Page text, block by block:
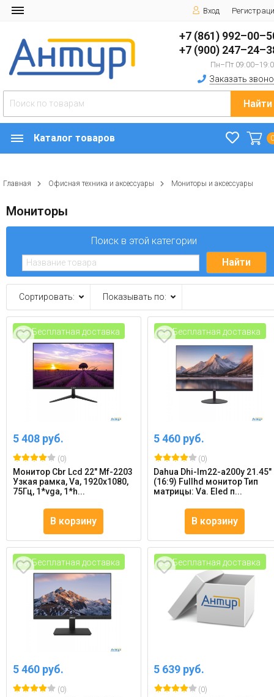
Вход
+7 (861)
+7 (900)
Пн–Пт
Заказать
Найти
Каталог товаров
Главная Офисная техника и аксессуары Мониторы и аксессуары
Мониторы
Поиск в этой категории
Сортировать: Показывать по:
Бесплатная доставка
5 408 руб.
(0)
Монитор Cbr Lcd 22" Mf-2203
Узкая рамка, Va, 1920x1080,
75Гц, 1*vga, 1*h...
В корзину
Бесплатная доставка
5 460 руб.
(0)
Dahua Dhi-lm22-a200y 21.45"
(16:9) Fullhd монитор Тип
матрицы: Va. Eled п...
В корзину
Бесплатная доставка
5 460 руб.
(0)
Бесплатная доставка
5 639 руб.
(0)